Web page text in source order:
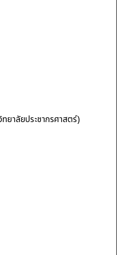
าลัยประชากรศาสตร์)